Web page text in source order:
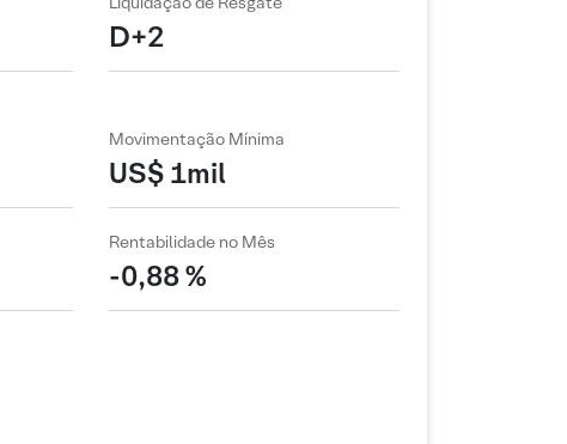
D+2
Movimentação Mínima
US$ 1mil
Rentabilidade no Mês
-0,88 %